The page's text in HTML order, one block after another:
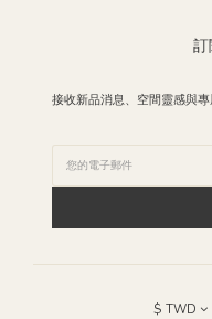
訂
接收新品消息、空間靈感與
$ TWD